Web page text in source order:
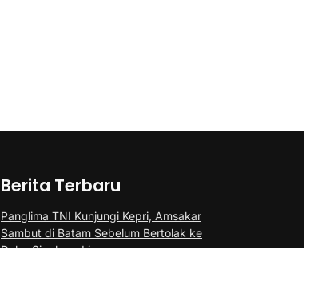
Berita Terbaru
Panglima TNI Kunjungi Kepri, Amsakar
Sambut di Batam Sebelum Bertolak ke
Dabo Singkep, Lingga